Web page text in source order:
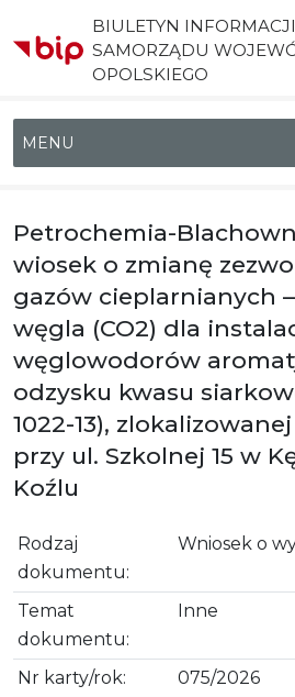
BIULETYN
SAMORZĄDU
OPOLSKIEGO
Menu główne
Petrochemia-
wiosek o zmianę
gazów cieplarnianych
węgla (CO2) dla
węglowodorów
odzysku kwasu
1022-13),
przy ul. Szkolnej 15 w
Koźlu
Rodzaj
dokumentu:
Wniosek o
Temat
dokumentu:
Inne
Nr karty/rok:
075/2026